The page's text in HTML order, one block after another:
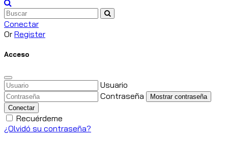
Conectar
Or Register
Acceso
Usuario
Contraseña
Mostrar contraseña
Conectar
Recuérdeme
¿Olvidó su contraseña?